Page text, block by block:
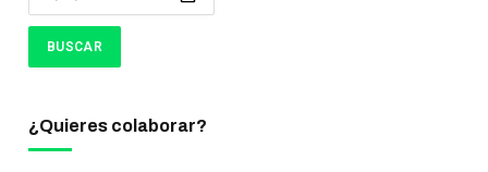
¿Quieres colaborar?